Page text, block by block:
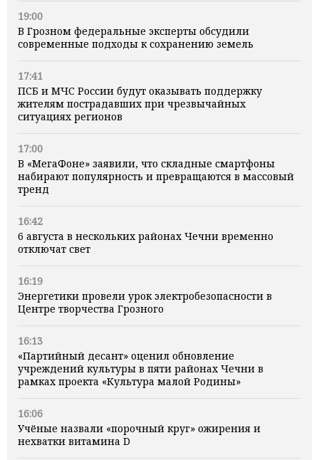
19:00
В Грозном федеральные эксперты обсудили
современные подходы к сохранению земель
17:41
ПСБ и МЧС России будут оказывать поддержку
жителям пострадавших при чрезвычайных
ситуациях регионов
17:00
В «МегаФоне» заявили, что складные смартфоны
набирают популярность и превращаются в массовый
тренд
16:42
6 августа в нескольких районах Чечни временно
отключат свет
16:19
Энергетики провели урок электробезопасности в
Центре творчества Грозного
16:13
«Партийный десант» оценил обновление
учреждений культуры в пяти районах Чечни в
рамках проекта «Культура малой Родины»
16:06
Учёные назвали «порочный круг» ожирения и
нехватки витамина D